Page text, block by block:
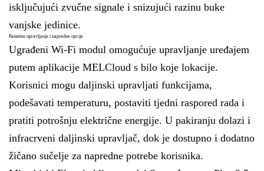
isključujući zvučne signale i snizujući razinu buke
vanjske jedinice.
Pametno upravljanje i napredne opcije
Ugrađeni Wi-Fi modul omogućuje upravljanje uređajem
putem aplikacije MELCloud s bilo koje lokacije.
Korisnici mogu daljinski upravljati funkcijama,
podešavati temperaturu, postaviti tjedni raspored rada i
pratiti potrošnju električne energije. U pakiranju dolazi i
infracrveni daljinski upravljač, dok je dostupno i dodatno
žičano sučelje za napredne potrebe korisnika.